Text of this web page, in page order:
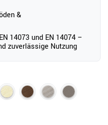
&
14073 und EN 14074 –
zuverlässige Nutzung